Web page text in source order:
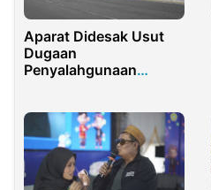
Aparat Didesak Usut
Dugaan
Penyalahgunaan